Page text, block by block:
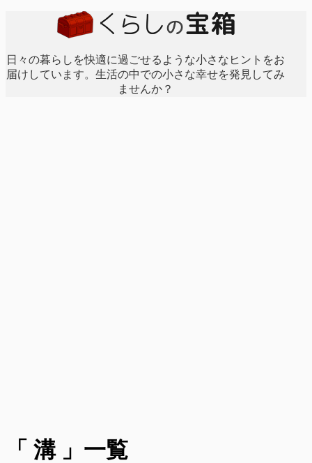
日々の暮らしを快適に過ごせるような小さなヒントをお
届けしています。生活の中での小さな幸せを発見してみ
ませんか？
「 溝 」一覧